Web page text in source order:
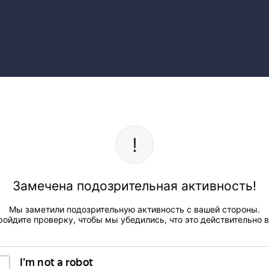
Замечена подозрительная активность!
Мы заметили подозрительную активность с вашей стороны.
проверку, чтобы мы убедились, что это действительно